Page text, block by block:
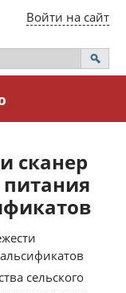
Войти на сайт
сканер
питания
сельского